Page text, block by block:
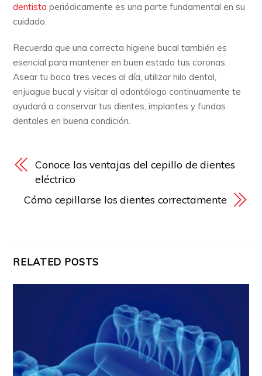
dentista periódicamente es una parte fundamental en su
cuidado.
Recuerda que una correcta higiene bucal también es
esencial para mantener en buen estado tus coronas.
Asear tu boca tres veces al día, utilizar hilo dental,
enjuague bucal y visitar al odontólogo continuamente te
ayudará a conservar tus dientes, implantes y fundas
dentales en buena condición.
Conoce las ventajas del cepillo de dientes
eléctrico
Cómo cepillarse los dientes correctamente
RELATED POSTS